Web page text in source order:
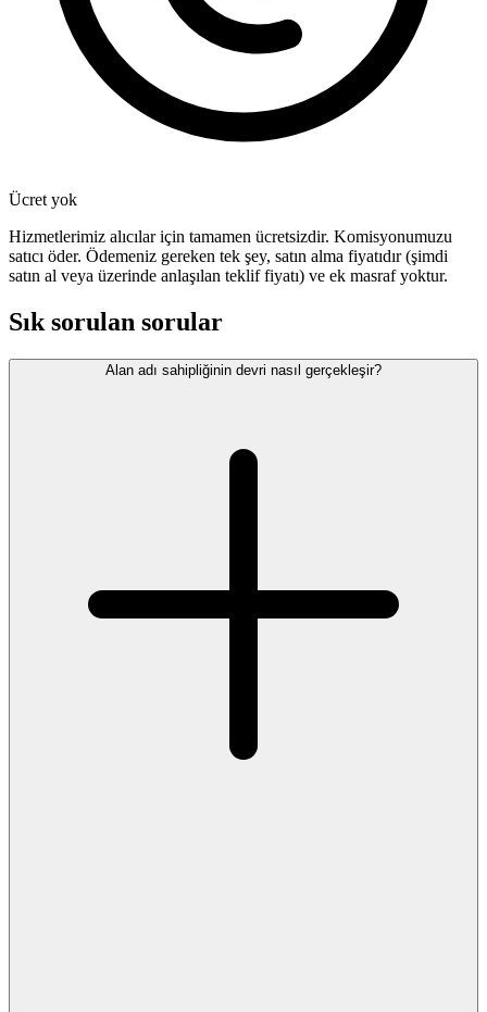
Ücret yok
Hizmetlerimiz alıcılar için tamamen ücretsizdir. Komisyonumuzu
satıcı öder. Ödemeniz gereken tek şey, satın alma fiyatıdır (şimdi
satın al veya üzerinde anlaşılan teklif fiyatı) ve ek masraf yoktur.
Sık sorulan sorular
Alan adı sahipliğinin devri nasıl gerçekleşir?